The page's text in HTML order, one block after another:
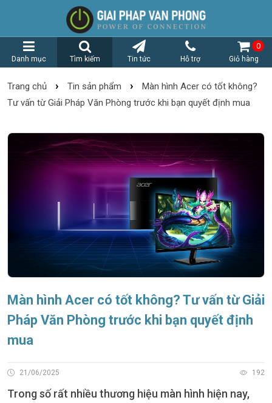
Danh mục Tìm kiếm Tin tức Hỗ trợ Giỏ hàng
0
Trang chủ › Tin sản phẩm ›
Màn hình Acer có tốt không?
Tư vấn từ Giải Pháp Văn Phòng trước khi bạn quyết định mua
Màn hình Acer có tốt không? Tư vấn từ Giải
Pháp Văn Phòng trước khi bạn quyết định
mua
21/06/2025 192
Trong số rất nhiều thương hiệu màn hình hiện nay,